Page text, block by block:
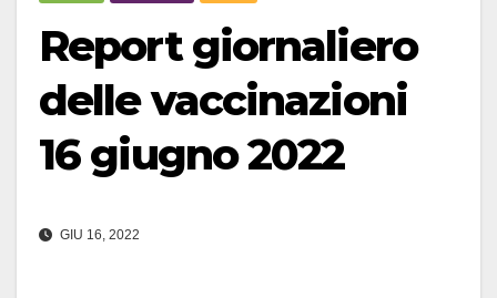
Report giornaliero
delle vaccinazioni
16 giugno 2022
GIU 16, 2022